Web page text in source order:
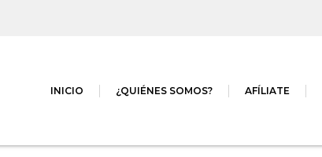
INICIO ¿QUIÉNES SOMOS? AFÍLIATE